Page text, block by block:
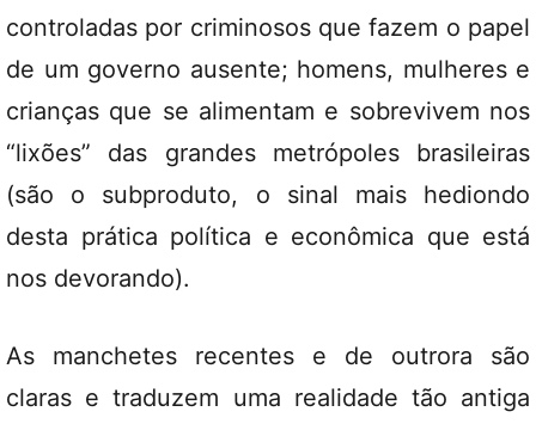
controladas por criminosos que fazem o papel
de um governo ausente; homens, mulheres e
crianças que se alimentam e sobrevivem nos
“lixões” das grandes metrópoles brasileiras
(são o subproduto, o sinal mais hediondo
desta prática política e econômica que está
nos devorando).
As manchetes recentes e de outrora são
claras e traduzem uma realidade tão antiga